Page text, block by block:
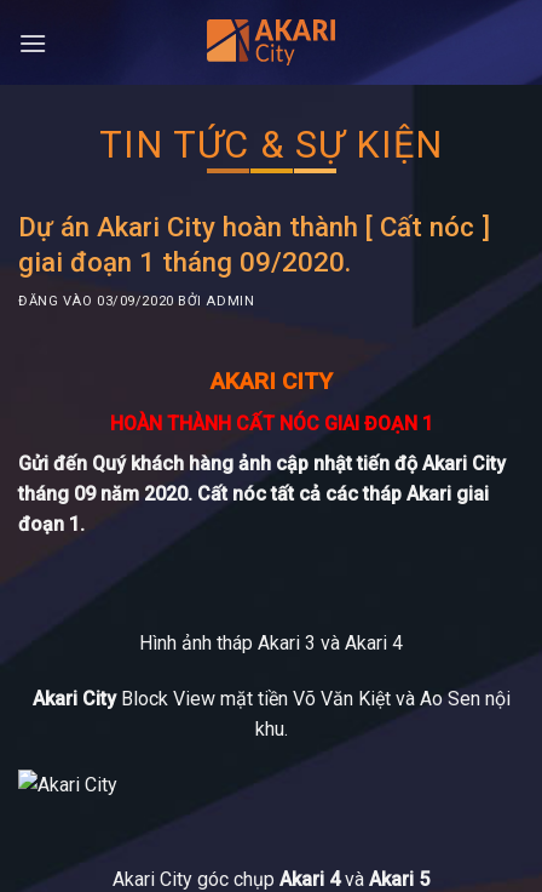
qua
TIN TỨC & SỰ KIỆN
Dự án Akari City hoàn thành [ Cất nóc ]
giai đoạn 1 tháng 09/2020.
ĐĂNG VÀO 03/09/2020 BỞIADMIN
AKARI CITY
HOÀN THÀNH CẤT NÓC GIAI ĐOẠN 1
Gửi đến Quý khách hàng ảnh cập nhật tiến độ Akari City
tháng 09 năm 2020. Cất nóc tất cả các tháp Akari giai
đoạn 1.
Hình ảnh tháp Akari 3 và Akari 4
Akari CityBlock View mặt tiền Võ Văn Kiệt và Ao Sen nội
khu.
Akari City góc chụp Akari 4và Akari 5